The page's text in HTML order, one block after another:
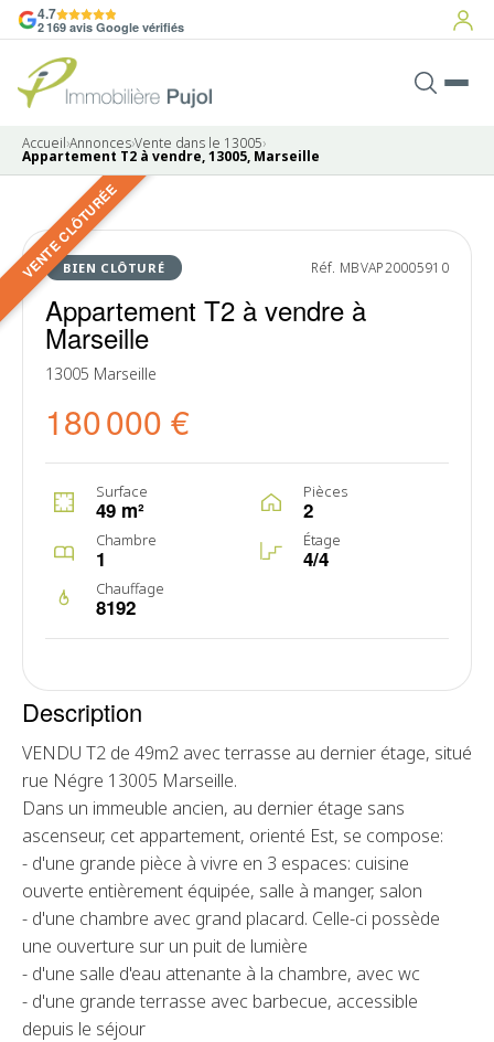
4.7
2 169 avis Google vérifiés
Accueil›Annonces›Vente dans le 13005›
Appartement T2 à vendre, 13005, Marseille
VENTE CLÔTURÉE
BIEN CLÔTURÉ Réf. MBVAP20005910
Appartement T2 à vendre à
Marseille
13005 Marseille
180 000 €
Surface
49 m²
Pièces
2
Chambre
1
Étage
4/4
Chauffage
8192
VENDU
10 photos
Description
VENDU T2 de 49m2 avec terrasse au dernier étage, situé
rue Négre 13005 Marseille.
Dans un immeuble ancien, au dernier étage sans
ascenseur, cet appartement, orienté Est, se compose:
- d'une grande pièce à vivre en 3 espaces: cuisine
ouverte entièrement équipée, salle à manger, salon
- d'une chambre avec grand placard. Celle-ci possède
une ouverture sur un puit de lumière
- d'une salle d'eau attenante à la chambre, avec wc
- d'une grande terrasse avec barbecue, accessible
depuis le séjour